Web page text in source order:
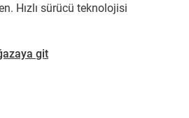
Hızlı sürücü teknolojisi
git